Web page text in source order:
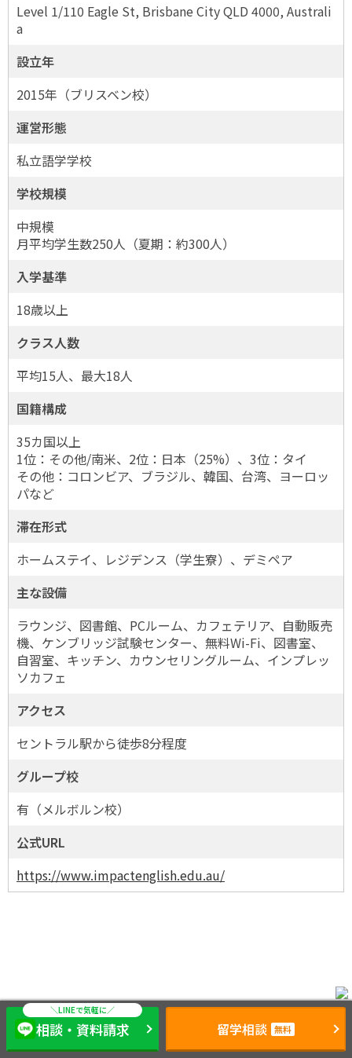
Level 1/110 Eagle St, Brisbane City QLD 4000, Australi
a
設立年
2015年（ブリスベン校）
運営形態
私立語学学校
学校規模
中規模
月平均学生数250人（夏期：約300人）
入学基準
18歳以上
クラス人数
平均15人、最大18人
国籍構成
35カ国以上
1位：その他/南米、2位：日本（25%）、3位：タイ
その他：コロンビア、ブラジル、韓国、台湾、ヨーロッ
パなど
滞在形式
ホームステイ、レジデンス（学生寮）、デミペア
主な設備
ラウンジ、図書館、PCルーム、カフェテリア、自動販売
機、ケンブリッジ試験センター、無料Wi-Fi、図書室、
自習室、キッチン、カウンセリングルーム、インプレッ
ソカフェ
アクセス
セントラル駅から徒歩8分程度
グループ校
有（メルボルン校）
公式URL
https://www.impactenglish.edu.au/
相談・資料請求 留学相談 無料